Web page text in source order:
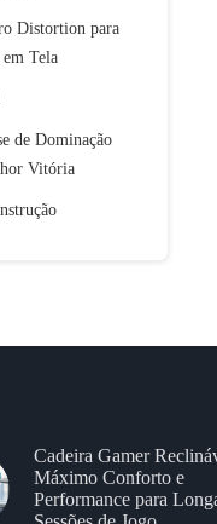
Distortion para
Tela
de Dominação
Vitória
Cadeira Gamer
Máximo Conforto e
Performance para